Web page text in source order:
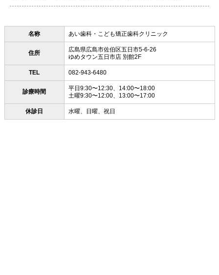
名称 あい歯科・こども矯正歯科クリニック
住所
広島県広島市佐伯区五日市5-6-26
ゆめタウン五日市店 別館2F
TEL 082-943-6480
診療時間
平日9:30〜12:30、14:00〜18:00
土曜9:30〜12:00、13:00〜17:00
休診日 水曜、日曜、祝日